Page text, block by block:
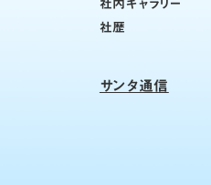
社内ギャラリー
社歴
サンタ通信